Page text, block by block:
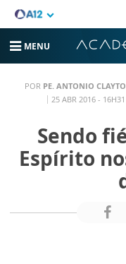
MENU
POR PE. ANTONIO
25 ABR 2016 - 16H31
Sendo
Espírito